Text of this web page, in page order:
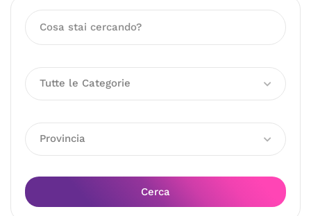
Tutte le Categorie
Provincia
Cerca